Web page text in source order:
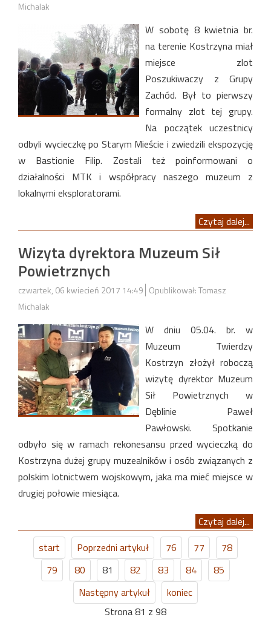
Michalak
W sobotę 8 kwietnia br.
na terenie Kostrzyna miał
miejsce zlot
Poszukiwaczy z Grupy
Zachód. Był to pierwszy
formalny zlot tej grupy.
Na początek uczestnicy
odbyli wycieczkę po Starym Mieście i zwiedzili ekspozycję
w Bastionie Filip. Zostali też poinformowani o
działalności MTK i współpracy naszego muzeum z
lokalnymi eksploratorami.
Czytaj dalej...
Wizyta dyrektora Muzeum Sił
Powietrznych
czwartek, 06 kwiecień 2017 14:49 Opublikował: Tomasz
Michalak
W dniu 05.04. br. w
Muzeum Twierdzy
Kostrzyn złożył roboczą
wizytę dyrektor Muzeum
Sił Powietrznych w
Dęblinie Paweł
Pawłowski. Spotkanie
odbyło się w ramach rekonesansu przed wycieczką do
Kostrzyna dużej grupy muzealników i osób związanych z
polskim lotnictwem wojskowym, jaka ma mieć miejsce w
drugiej połowie miesiąca.
Czytaj dalej...
start
Poprzedni artykuł 76 77
78
79
80 81 82 83 84
85
Następny artykuł
koniec
Strona 81 z 98